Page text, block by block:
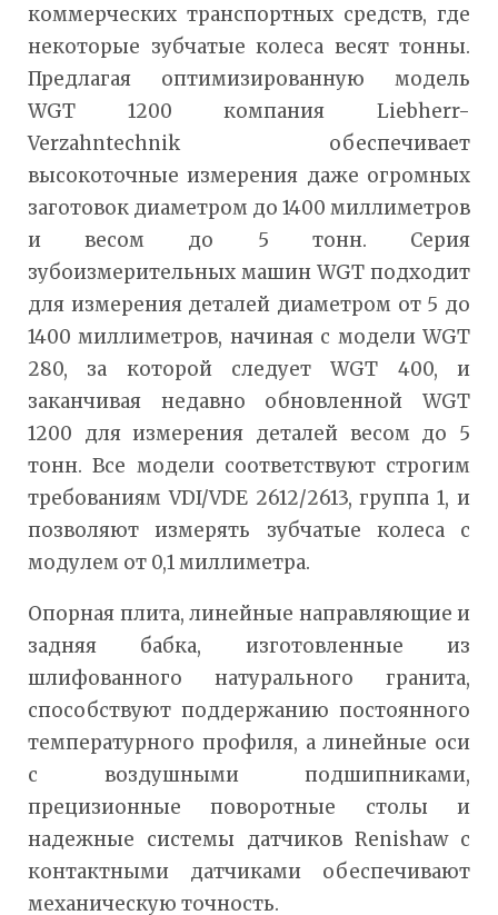
коммерческих транспортных средств, где
некоторые зубчатые колеса весят тонны.
Предлагая оптимизированную модель
WGT 1200 компания Liebherr-
Verzahntechnik обеспечивает
высокоточные измерения даже огромных
заготовок диаметром до 1400 миллиметров
и весом до 5 тонн. Серия
зубоизмерительных машин WGT подходит
для измерения деталей диаметром от 5 до
1400 миллиметров, начиная с модели WGT
280, за которой следует WGT 400, и
заканчивая недавно обновленной WGT
1200 для измерения деталей весом до 5
тонн. Все модели соответствуют строгим
требованиям VDI/VDE 2612/2613, группа 1, и
позволяют измерять зубчатые колеса с
модулем от 0,1 миллиметра.
Опорная плита, линейные направляющие и
задняя бабка, изготовленные из
шлифованного натурального гранита,
способствуют поддержанию постоянного
температурного профиля, а линейные оси
с воздушными подшипниками,
прецизионные поворотные столы и
надежные системы датчиков Renishaw с
контактными датчиками обеспечивают
механическую точность.